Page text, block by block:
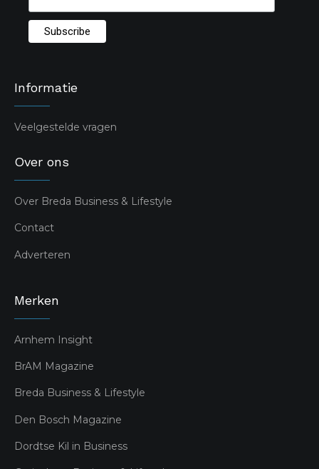
Informatie
Veelgestelde vragen
Over ons
Over Breda Business & Lifestyle
Contact
Adverteren
Merken
Arnhem Insight
BrAM Magazine
Breda Business & Lifestyle
Den Bosch Magazine
Dordtse Kil in Business